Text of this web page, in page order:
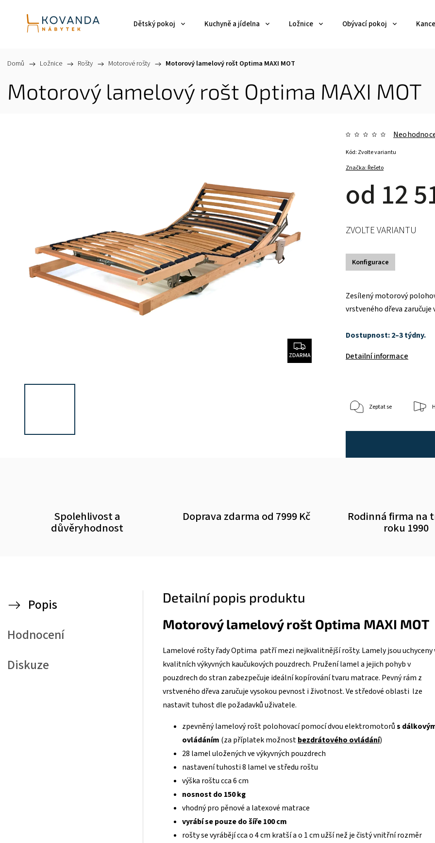
Dětský pokoj Kuchyně a jídelna Ložnice Obývací pokoj
Domů / Ložnice / Rošty / Motorové rošty / Motorový lamelový rošt Optima MAXI MOT
Motorový lamelový rošt Optima MAXI MOT
ZDARMA
Značka:Řešeto
od 12
Kód: Zvolte variantu
Konfigurace
Zesílený motorový
vrstveného dřeva
Dostupnost: 2–3 týdny.
Detailní informace
ZVOLTE VARIANTU
Zeptat se
Spolehlivost a
důvěryhodnost
Doprava zdarma od 7999 Kč Rodinná firma na
roku 1990
Popis
Hodnocení
Diskuze
Detailní popis produktu
Motorový lamelový rošt Optima MAXI MOT
Lamelové rošty řady Optima patří mezi nejkvalitnější rošty. Lamely jsou uchyceny
kvalitních výkyvných kaučukových pouzdrech. Pružení lamel a jejich pohyb v
pouzdrech do stran zabezpečuje ideální kopírování tvaru matrace. Pevný rám z
vrstveného dřeva zaručuje vysokou pevnost i životnost. Ve středové oblasti lze
nastavit tuhost dle požadavků uživatele.
zpevněný lamelový rošt polohovací pomocí dvou elektromotorůs
ovládáním (za příplatek možnostbezdrátového ovládání)
28 lamel uložených ve výkyvných pouzdrech
nastavení tuhosti 8 lamel ve středu roštu
výška roštu cca 6 cm
nosnost do 150 kg
vhodný pro pěnové a latexové matrace
vyrábí se pouze do šíře 100 cm
rošty se vyrábějí cca o 4 cm kratší a o 1 cm užší než je čistý vnitřní rozměr